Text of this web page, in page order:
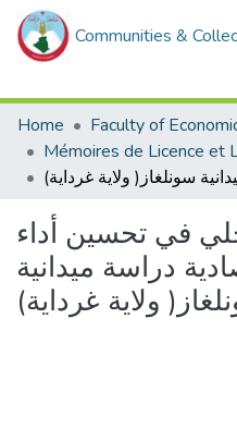
Communities &
Home
في تحسين أداء
دراسة ميدانية
ولاية غرداية)